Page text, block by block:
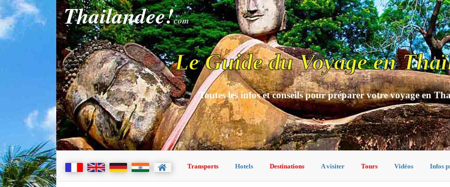
Thailandee!com
Le Guide du Voyage en
Toutes les infos et conseils pour préparer votre voyage en
Transports Hotels Destinations A visiter Tours Vidéos Infos